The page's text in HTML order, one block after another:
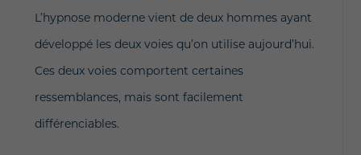
L’hypnose moderne vient de deux hommes ayant
développé les deux voies qu’on utilise aujourd’hui.
Ces deux voies comportent certaines
ressemblances, mais sont facilement
différenciables.